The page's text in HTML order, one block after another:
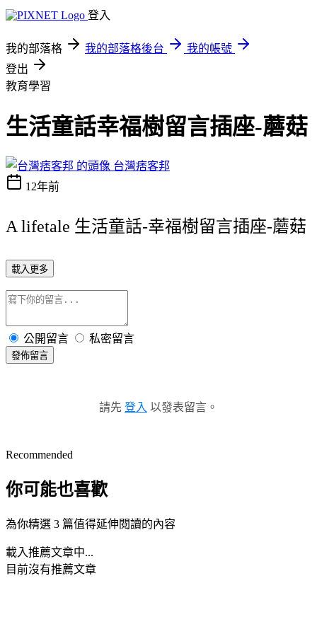
登入
我的部落格 我的部落格後台
我的帳號
登出
教育學習
生活童話幸福樹留言插座-蘑菇
台灣痞客邦
12年前
A lifetale 生活童話-幸福樹留言插座-蘑菇
載入更多
公開留言 私密留言
發佈留言
請先 登入 以發表留言。
Recommended
你可能也喜歡
為你精選 3 篇值得延伸閱讀的內容
載入推薦文章中...
目前沒有推薦文章